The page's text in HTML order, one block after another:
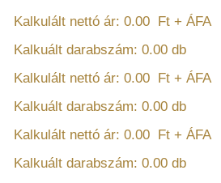
Kalkulált nettó ár: 0.00 Ft + ÁFA
Kalkuált darabszám: 0.00 db
Kalkulált nettó ár: 0.00 Ft + ÁFA
Kalkuált darabszám: 0.00 db
Kalkulált nettó ár: 0.00 Ft + ÁFA
Kalkuált darabszám: 0.00 db